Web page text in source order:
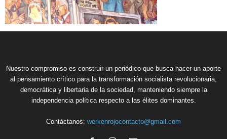
Nuestro compromiso es construir un periódico que busca hacer un aporte
al pensamiento crítico para la transformación socialista revolucionaria,
democrática y libertaria de la sociedad, manteniendo siempre la
independencia política respecto a las élites dominantes.
Contáctanos: werkenrojocontacto@gmail.com